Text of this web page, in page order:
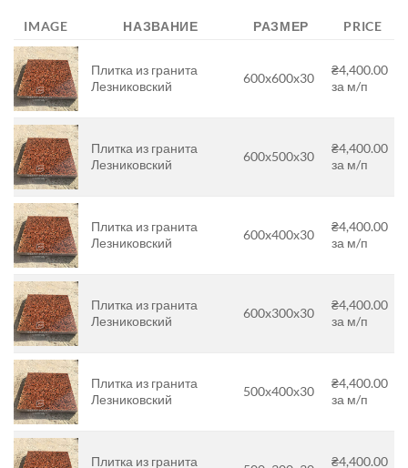
IMAGE НАЗВАНИЕ РАЗМЕР PRICE
Плитка из гранита
Лезниковский
600x600x30
₴4,400.00
за м/п
Плитка из гранита
Лезниковский
600х500х30
₴4,400.00
за м/п
Плитка из гранита
Лезниковский
600x400x30
₴4,400.00
за м/п
Плитка из гранита
Лезниковский
600x300x30
₴4,400.00
за м/п
Плитка из гранита
Лезниковский
500х400х30
₴4,400.00
за м/п
Плитка из гранита ₴4,400.00